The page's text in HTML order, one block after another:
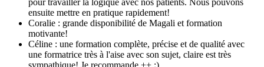
ensuite mettre en pratique rapidement!
Coralie : grande disponibilité de Magali et formation
motivante!
Céline : une formation complète, précise et de qualité avec
une formatrice très à l'aise avec son sujet, claire est très
sympathique! Je recommande ++ :)